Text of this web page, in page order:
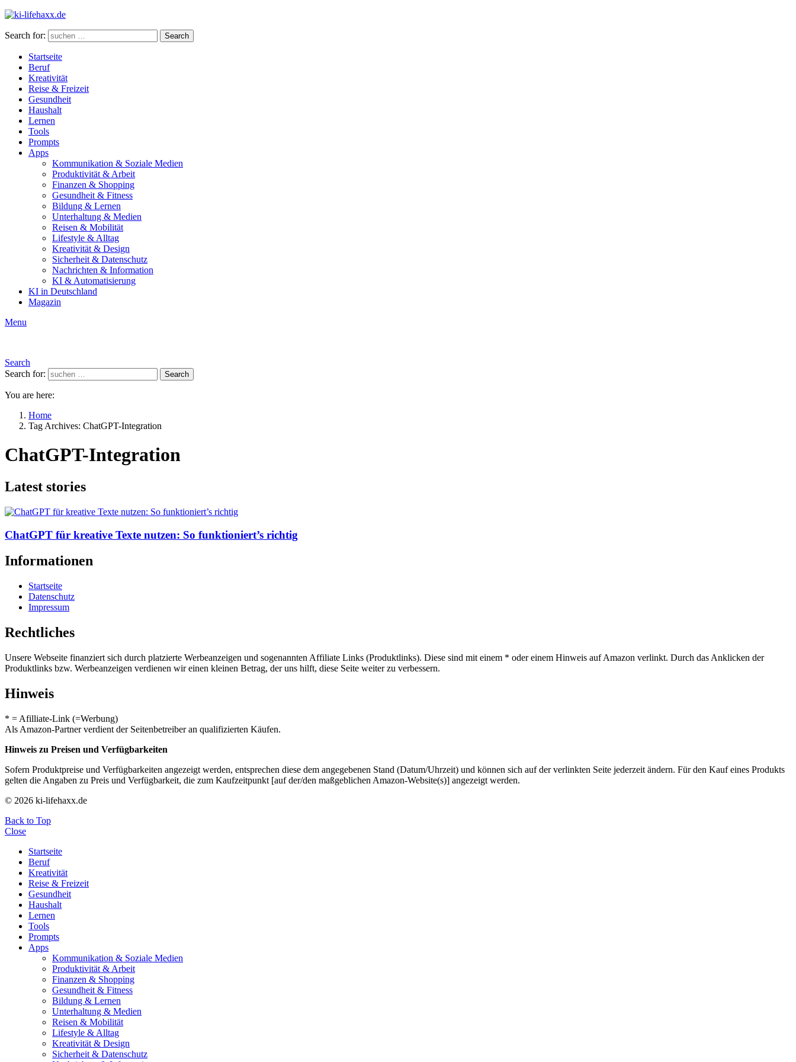
Search for: Search
Startseite
Beruf
Kreativität
Reise & Freizeit
Gesundheit
Haushalt
Lernen
Tools
Prompts
Apps
Kommunikation & Soziale Medien
Produktivität & Arbeit
Finanzen & Shopping
Gesundheit & Fitness
Bildung & Lernen
Unterhaltung & Medien
Reisen & Mobilität
Lifestyle & Alltag
Kreativität & Design
Sicherheit & Datenschutz
Nachrichten & Information
KI & Automatisierung
KI in Deutschland
Magazin
Menu
Search
Search for:
Search
You are here:
Home
Tag Archives: ChatGPT-Integration
ChatGPT-Integration
Latest stories
ChatGPT für kreative Texte nutzen: So funktioniert’s richtig
Informationen
Startseite
Datenschutz
Impressum
Rechtliches
Unsere Webseite finanziert sich durch platzierte Werbeanzeigen und sogenannten Affiliate Links (Produktlinks). Diese sind mit einem * oder einem Hinweis auf Amazon verlinkt. Durch das Anklicken der
Produktlinks bzw. Werbeanzeigen verdienen wir einen kleinen Betrag, der uns hilft, diese Seite weiter zu verbessern.
Hinweis
* = Afilliate-Link (=Werbung)
Als Amazon-Partner verdient der Seitenbetreiber an qualifizierten Käufen.
Hinweis zu Preisen und Verfügbarkeiten
Sofern Produktpreise und Verfügbarkeiten angezeigt werden, entsprechen diese dem angegebenen Stand (Datum/Uhrzeit) und können sich auf der verlinkten Seite jederzeit ändern. Für den Kauf eines Produkts
gelten die Angaben zu Preis und Verfügbarkeit, die zum Kaufzeitpunkt [auf der/den maßgeblichen Amazon-Website(s)] angezeigt werden.
© 2026 ki-lifehaxx.de
Back to Top
Close
Startseite
Beruf
Kreativität
Reise & Freizeit
Gesundheit
Haushalt
Lernen
Tools
Prompts
Apps
Kommunikation & Soziale Medien
Produktivität & Arbeit
Finanzen & Shopping
Gesundheit & Fitness
Bildung & Lernen
Unterhaltung & Medien
Reisen & Mobilität
Lifestyle & Alltag
Kreativität & Design
Sicherheit & Datenschutz